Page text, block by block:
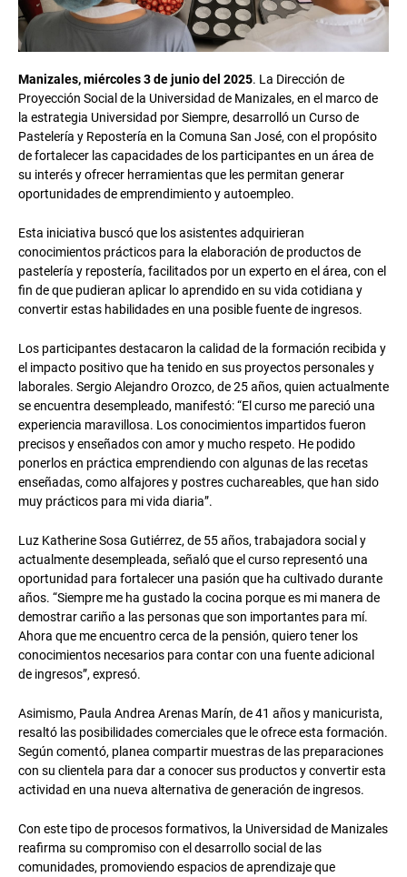
Manizales, miércoles 3 de junio del 2025. La Dirección de
Proyección Social de la Universidad de Manizales, en el marco de
la estrategia Universidad por Siempre, desarrolló un Curso de
Pastelería y Repostería en la Comuna San José, con el propósito
de fortalecer las capacidades de los participantes en un área de
su interés y ofrecer herramientas que les permitan generar
oportunidades de emprendimiento y autoempleo.
Esta iniciativa buscó que los asistentes adquirieran
conocimientos prácticos para la elaboración de productos de
pastelería y repostería, facilitados por un experto en el área, con el
fin de que pudieran aplicar lo aprendido en su vida cotidiana y
convertir estas habilidades en una posible fuente de ingresos.
Los participantes destacaron la calidad de la formación recibida y
el impacto positivo que ha tenido en sus proyectos personales y
laborales. Sergio Alejandro Orozco, de 25 años, quien actualmente
se encuentra desempleado, manifestó: “El curso me pareció una
experiencia maravillosa. Los conocimientos impartidos fueron
precisos y enseñados con amor y mucho respeto. He podido
ponerlos en práctica emprendiendo con algunas de las recetas
enseñadas, como alfajores y postres cuchareables, que han sido
muy prácticos para mi vida diaria”.
Luz Katherine Sosa Gutiérrez, de 55 años, trabajadora social y
actualmente desempleada, señaló que el curso representó una
oportunidad para fortalecer una pasión que ha cultivado durante
años. “Siempre me ha gustado la cocina porque es mi manera de
demostrar cariño a las personas que son importantes para mí.
Ahora que me encuentro cerca de la pensión, quiero tener los
conocimientos necesarios para contar con una fuente adicional
de ingresos”, expresó.
Asimismo, Paula Andrea Arenas Marín, de 41 años y manicurista,
resaltó las posibilidades comerciales que le ofrece esta formación.
Según comentó, planea compartir muestras de las preparaciones
con su clientela para dar a conocer sus productos y convertir esta
actividad en una nueva alternativa de generación de ingresos.
Con este tipo de procesos formativos, la Universidad de Manizales
reafirma su compromiso con el desarrollo social de las
comunidades, promoviendo espacios de aprendizaje que